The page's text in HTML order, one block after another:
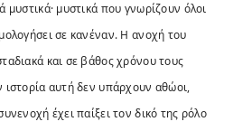
μυστικά· μυστικά που γνωρίζουν όλοι
σε κανέναν. Η ανοχή του
και σε βάθος χρόνου τους
αυτή δεν υπάρχουν αθώοι,
έχει παίξει τον δικό της ρόλο